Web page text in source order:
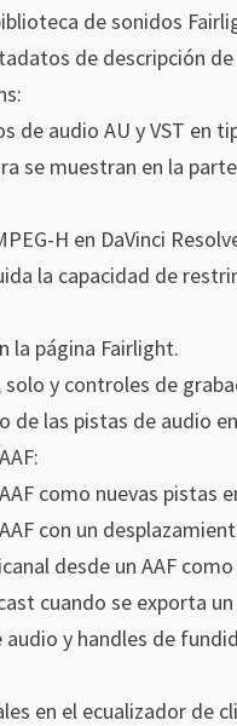
de sonidos
de descripción
de audio AU y VST en
se muestran en la
H en DaVinci
la capacidad de
la página Fairlight.
y controles de
las pistas de audio
como nuevas pistas
con un
desde un AAF
cuando se exporta
y handles de
en el ecualizador de